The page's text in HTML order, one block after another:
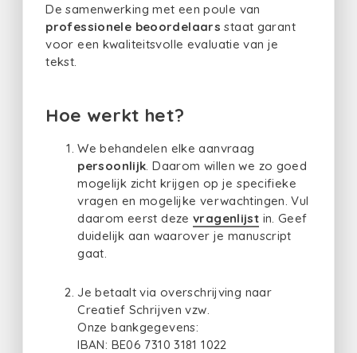
De samenwerking met een poule van
professionele beoordelaars staat garant
voor een kwaliteitsvolle evaluatie van je
tekst.
Hoe werkt het?
We behandelen elke aanvraag
persoonlijk. Daarom willen we zo goed
mogelijk zicht krijgen op je specifieke
vragen en mogelijke verwachtingen. Vul
daarom eerst deze vragenlijst in. Geef
duidelijk aan waarover je manuscript
gaat.
Je betaalt via overschrijving naar
Creatief Schrijven vzw.
Onze bankgegevens:
IBAN: BE06 7310 3181 1022